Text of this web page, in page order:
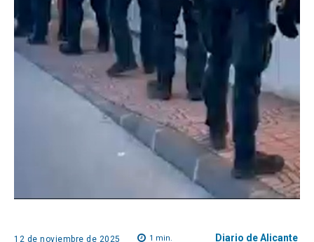
12 de noviembre de 2025 1 min. Diario de Alicante